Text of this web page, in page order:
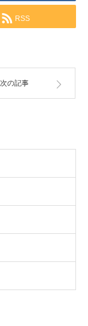
RSS
次の記事